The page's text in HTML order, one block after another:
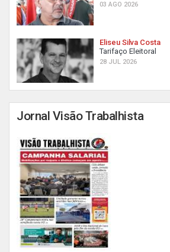
03 AGO 2026
Eliseu Silva Costa
Tarifaço Eleitoral
28 JUL 2026
Jornal Visão Trabalhista